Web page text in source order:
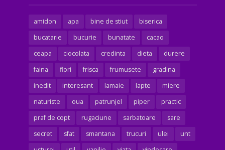
amidon apa bine de stiut
biserica
bucatarie
bucurie bunatate
cacao
ceapa
ciocolata credinta dieta
durere
faina
flori frisca frumusete
gradina
inedit
interesant lamaie lapte
miere
naturiste
oua patrunjel piper
practic
praf de copt
rugaciune sarbatoare
sare
secret
sfat smantana trucuri ulei
unt